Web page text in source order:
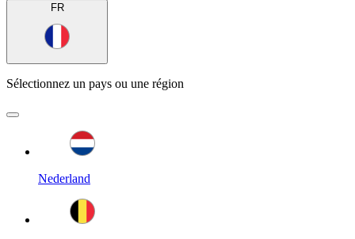
FR
Sélectionnez un pays ou une région
Nederland